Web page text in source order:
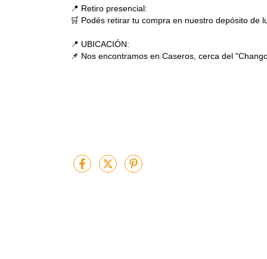
📍 Retiro presencial:
🛒 Podés retirar tu compra en nuestro depósito de
📍 UBICACIÓN:
📌 Nos encontramos en Caseros, cerca del